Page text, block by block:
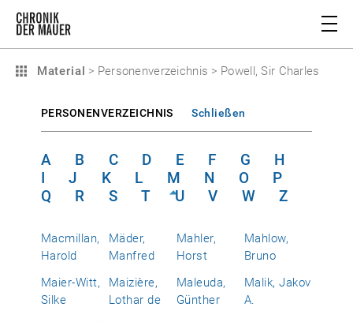
Material > Personenverzeichnis > Powell, Sir Charles
PERSONENVERZEICHNIS Schließen
A B C D E F G
H
I
J K L M N O
P
Q
R S T U V W Z
Macmillan,
Harold
Mäder,
Manfred
Mahler,
Horst
Mahlow,
Bruno
Maier-Witt,
Silke
Maizière,
Lothar de
Maleuda,
Günther
Malik, Jakov
A.